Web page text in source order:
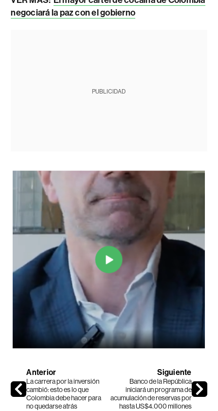
negociará la paz con el gobierno
PUBLICIDAD
Anterior
La carrera por la inversión
cambió: esto es lo que
Colombia debe hacer para
no quedarse atrás
Siguiente
Banco de la República
iniciará un programa de
acumulación de reservas por
hasta US$4.000 millones